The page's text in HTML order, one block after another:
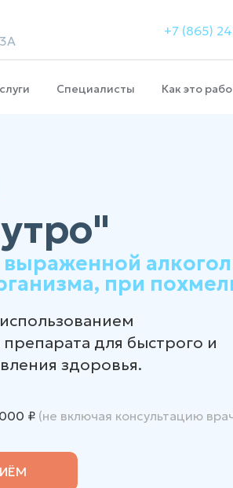
+7 (865)
Специалисты Как это
выраженной
при
для быстрого и
здоровья.
₽(не включая консультацию